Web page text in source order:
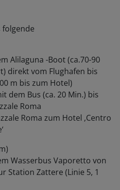
folgende
Alilaguna -Boot (ca.70-90
direkt vom Flughafen bis
m bis zum Hotel)
dem Bus (ca. 20 Min.) bis
Roma
Roma zum Hotel ‚Centro
Wasserbus Vaporetto von
Station Zattere (Linie 5, 1